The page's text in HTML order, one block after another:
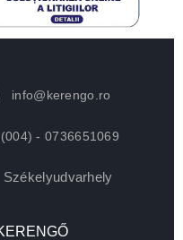
info@kerengo.ro
(004) - 0736651069
Székelyudvarhely